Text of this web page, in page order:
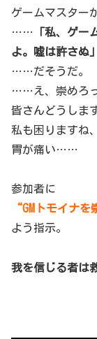
ゲームマスター
……
「私、ゲー
よ。嘘は許さぬ」
……だそうだ。
……え、崇めろ
皆さんどうしま
私も困りますね
胃が痛い……
参加者に
“GMトモイナを
よう指示。
我を信じる者は